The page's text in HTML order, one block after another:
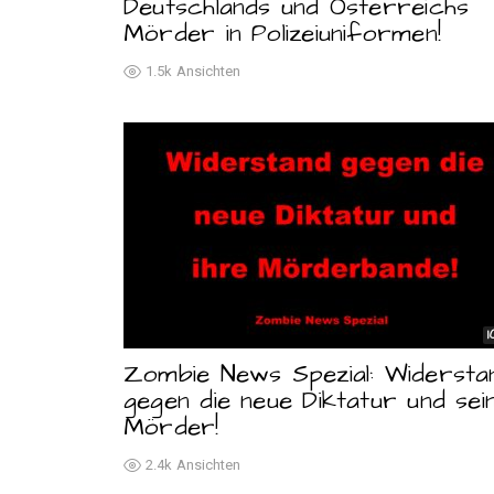
1.5k Ansichten
Deutschlands und Österreichs
Mörder in Polizeiuniformen!
2.4k Ansichten
Zombie News Spezial:
gegen die neue Diktatur und
Mörder!